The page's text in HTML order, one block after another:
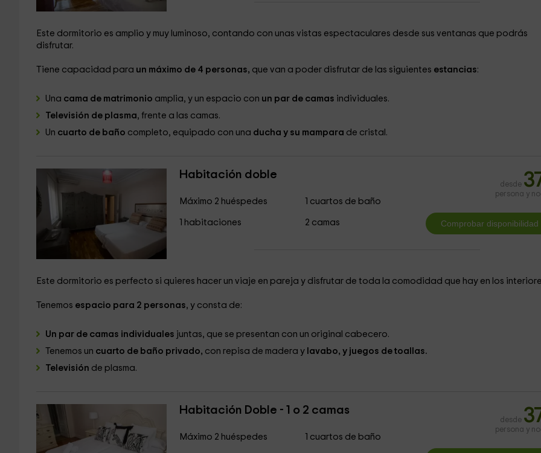
Este dormitorio es amplio y muy luminoso, contando con unas vistas espectaculares desde sus ventanas que podrás
disfrutar.
Tiene capacidad para un máximo de 4 personas, que van a poder disfrutar de las siguientes estancias:
Una cama de matrimonio amplia, y un espacio con un par de camas individuales.
Televisión de plasma, frente a las camas.
Un cuarto de baño completo, equipado con una ducha y su mampara de cristal.
Habitación doble
Máximo 2 huéspedes
1 habitaciones
1 cuartos de baño
2 camas
desde
persona y
Este dormitorio es perfecto si quieres hacer un viaje en pareja y disfrutar de toda la comodidad que hay en los
Tenemos espacio para 2 personas, y consta de:
Un par de camas individuales juntas, que se presentan con un original cabecero.
Tenemos un cuarto de baño privado, con repisa de madera ylavabo, y juegos de toallas.
Televisión de plasma.
Habitación Doble - 1 o 2 camas
Máximo 2 huéspedes 1 cuartos de baño
desde
persona y